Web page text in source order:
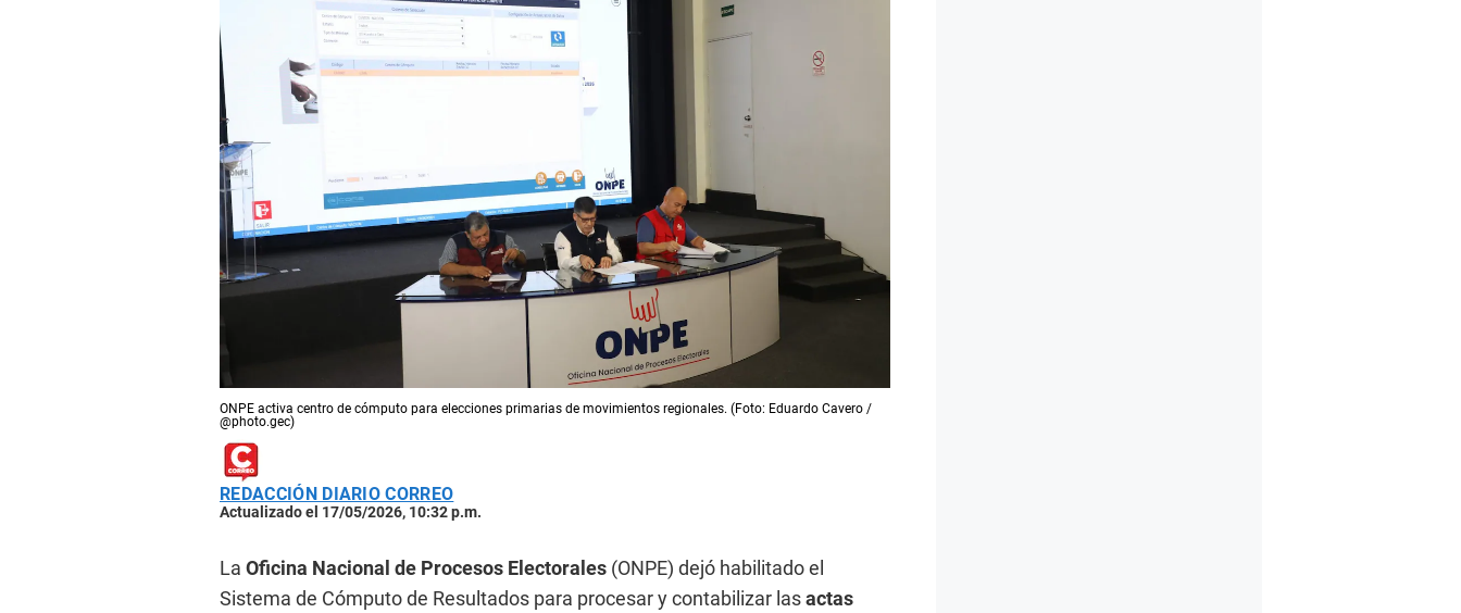
ONPE activa centro de cómputo para elecciones primarias de movimientos regionales. (Foto: Eduardo Cavero /
@photo.gec)
REDACCIÓN DIARIO CORREO
Actualizado el 17/05/2026, 10:32 p.m.
La Oficina Nacional de Procesos Electorales (ONPE) dejó habilitado el
Sistema de Cómputo de Resultados para procesar y contabilizar lasactas